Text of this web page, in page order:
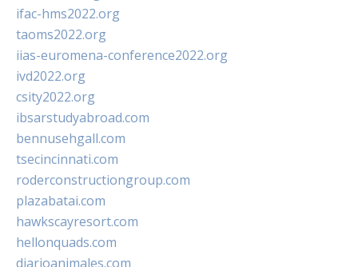
ifac-hms2022.org
taoms2022.org
iias-euromena-conference2022.org
ivd2022.org
csity2022.org
ibsarstudyabroad.com
bennusehgall.com
tsecincinnati.com
roderconstructiongroup.com
plazabatai.com
hawkscayresort.com
hellonquads.com
diarioanimales.com